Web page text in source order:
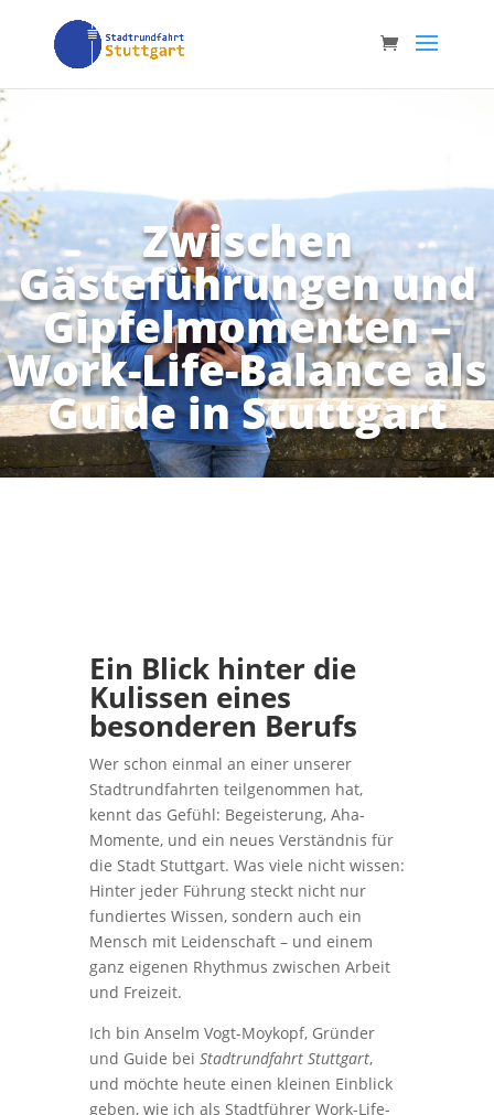
Zwischen
Gästeführungen und
Gipfelmomenten –
Work-Life-Balance als
Guide in Stuttgart
Ein Blick hinter die
Kulissen eines
besonderen Berufs
Wer schon einmal an einer unserer
Stadtrundfahrten teilgenommen hat,
kennt das Gefühl: Begeisterung, Aha-
Momente, und ein neues Verständnis für
die Stadt Stuttgart. Was viele nicht wissen:
Hinter jeder Führung steckt nicht nur
fundiertes Wissen, sondern auch ein
Mensch mit Leidenschaft – und einem
ganz eigenen Rhythmus zwischen Arbeit
und Freizeit.
Ich bin Anselm Vogt-Moykopf, Gründer
und Guide bei Stadtrundfahrt Stuttgart,
und möchte heute einen kleinen Einblick
geben, wie ich als Stadtführer Work-Life-